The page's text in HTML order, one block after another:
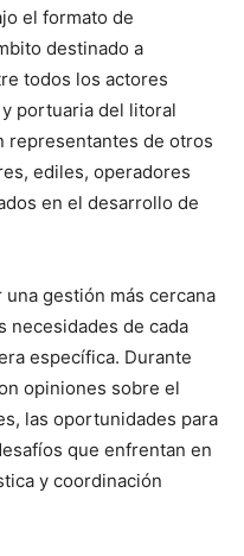
el formato de
destinado a
todos los actores
portuaria del litoral
representantes de otros
ediles, operadores
en el desarrollo de
gestión más cercana
necesidades de cada
específica. Durante
opiniones sobre el
las oportunidades para
que enfrentan en
y coordinación